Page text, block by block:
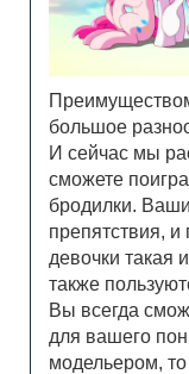
большое
И сейчас мы
сможете
бродилки.
препятствия,
девочки такая
также
Вы всегда
для вашего
модельером,